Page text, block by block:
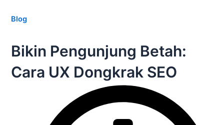
Blog
Bikin Pengunjung Betah:
Cara UX Dongkrak SEO